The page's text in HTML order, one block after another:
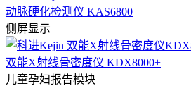
动脉硬化检测仪 KAS6800
侧屏显示
双能X射线骨密度仪 KDX8000+
儿童孕妇报告模块